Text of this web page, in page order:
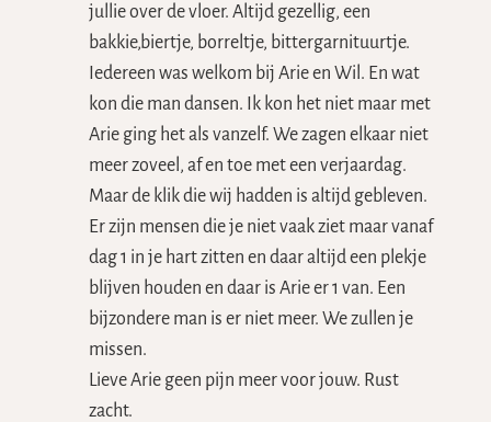
jullie over de vloer. Altijd gezellig, een
bakkie,biertje, borreltje, bittergarnituurtje.
Iedereen was welkom bij Arie en Wil. En wat
kon die man dansen. Ik kon het niet maar met
Arie ging het als vanzelf. We zagen elkaar niet
meer zoveel, af en toe met een verjaardag.
Maar de klik die wij hadden is altijd gebleven.
Er zijn mensen die je niet vaak ziet maar vanaf
dag 1 in je hart zitten en daar altijd een plekje
blijven houden en daar is Arie er 1 van. Een
bijzondere man is er niet meer. We zullen je
missen.
Lieve Arie geen pijn meer voor jouw. Rust
zacht.